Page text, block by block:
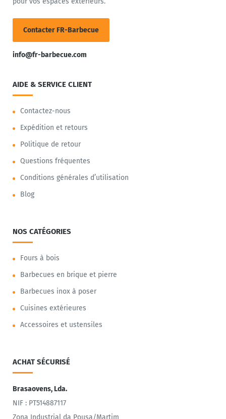
Contacter FR-Barbecue
info@fr-barbecue.com
AIDE & SERVICE CLIENT
Contactez-nous
Expédition et retours
Politique de retour
Questions fréquentes
Conditions générales d’utilisation
Blog
NOS CATÉGORIES
Fours à bois
Barbecues en brique et pierre
Barbecues inox à poser
Cuisines extérieures
Accessoires et ustensiles
ACHAT SÉCURISÉ
Brasaovens, Lda.
NIF : PT514887117
Zona Industrial da Pousa/Martim